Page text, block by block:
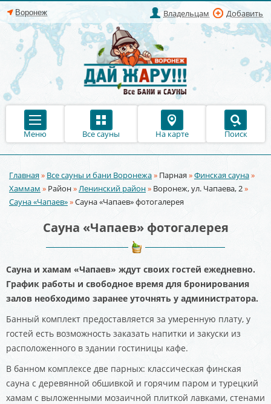
Владельцам Добавить
Меню Все сауны На карте Поиск
Вы здесь
Главная» Все сауны и бани Воронежа» Парная»Финская сауна»
Хаммам » Район» Ленинский район» Воронеж, ул. Чапаева, 2»
Сауна «Чапаев»»Сауна «Чапаев» фотогалерея
Сауна «Чапаев» фотогалерея
Сауна и хамам «Чапаев» ждут своих гостей ежедневно.
График работы и свободное время для бронирования
залов необходимо заранее уточнять у администратора.
Банный комплект предоставляется за умеренную плату, у
гостей есть возможность заказать напитки и закуски из
расположенного в здании гостиницы кафе.
В банном комплексе две парных: классическая финская
сауна с деревянной обшивкой и горячим паром и турецкий
хамам с выложенными мозаичной плиткой лавками, стенами